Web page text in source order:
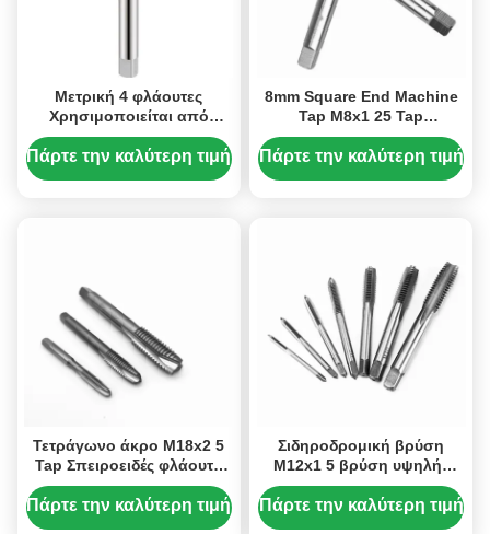
Μετρική 4 φλάουτες
Χρησιμοποιείται από
χάλυβα άνθρακα.5
Πάρτε την καλύτερη τιμή
8mm Square End Machine
Tap M8x1 25 Tap
Σπειροειδής φλάουτα
πεταχτής πλέγματος Tap
Πάρτε την καλύτερη τιμή
Τετράγωνο άκρο M18x2 5
Tap Σπειροειδές φλάουτο
βρύση σετ 3 φλάουτο
βρύση για χάλυβα
άνθρακα και κράμα χάλυβα
Πάρτε την καλύτερη τιμή
Σιδηροδρομική βρύση
M12x1 5 βρύση υψηλής
ταχύτητας ευθεία φλάουτα
βρύση 4 φλάουτες
Πάρτε την καλύτερη τιμή